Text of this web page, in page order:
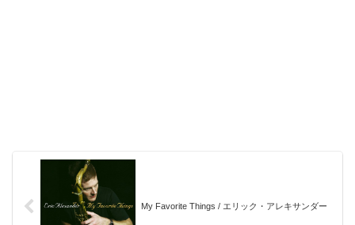
My Favorite Things / エリック・アレキサンダー